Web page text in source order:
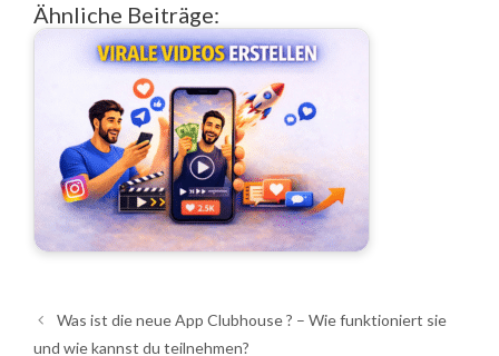
Ähnliche Beiträge:
Was ist die neue App Clubhouse ? – Wie funktioniert sie
und wie kannst du teilnehmen?